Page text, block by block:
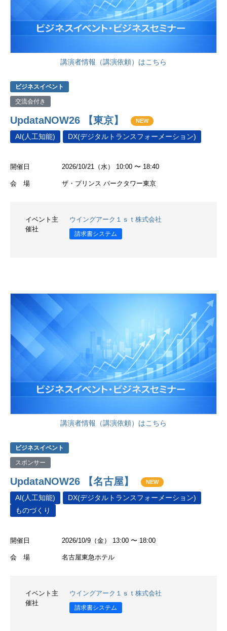
講演者情報（講演依頼）はこちら
ビジネスイベント
交流会付き
UpdataNOW26 【東京】 NEW
AI(人工知能) DX(デジタルトランスフォーメーション)
開催日 2026/10/21（水） 10:00 〜 18:40
会 場 ザ・プリンス パークタワー東京
イベント主
催社
ウイングアーク１ｓｔ株式会社
請求書システム
講演者情報（講演依頼）はこちら
ビジネスイベント
スポンサー
UpdataNOW26 【名古屋】 NEW
AI(人工知能)
DX(デジタルトランスフォーメーション)
ものづくり
開催日 2026/10/9（金） 13:00 〜 18:00
会 場 名古屋東急ホテル
イベント主
催社
ウイングアーク１ｓｔ株式会社
請求書システム